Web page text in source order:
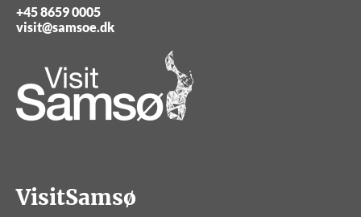
+45 8659 0005
visit@samsoe.dk
VisitSamsø